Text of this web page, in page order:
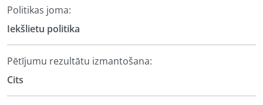
Politikas joma:
Iekšlietu politika
Pētījumu rezultātu izmantošana:
Cits